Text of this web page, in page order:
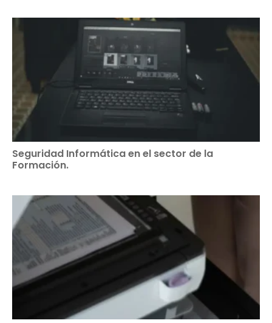
Seguridad Informática en el sector de la
Formación.